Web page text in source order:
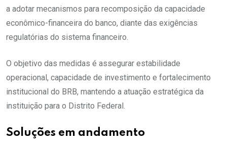
a adotar mecanismos para recomposição da capacidade
econômico-financeira do banco, diante das exigências
regulatórias do sistema financeiro.
O objetivo das medidas é assegurar estabilidade
operacional, capacidade de investimento e fortalecimento
institucional do BRB, mantendo a atuação estratégica da
instituição para o Distrito Federal.
Soluções em andamento